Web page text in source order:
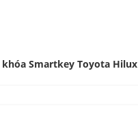
khóa Smartkey Toyota Hilux